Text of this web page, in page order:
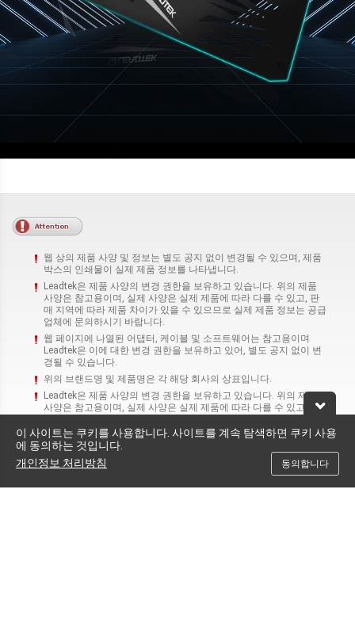
웹 상의 제품 사양 및 정보는 별도 공지 없이 변경될 수 있으며, 제품
박스의 인쇄물이 실제 제품 정보를 나타냅니다.
Leadtek은 제품 사양의 변경 권한을 보유하고 있습니다. 위의 제품
사양은 참고용이며, 실제 사양은 실제 제품에 따라 다를 수 있고, 판
매 지역에 따라 제품 차이가 있을 수 있으므로 실제 제품 정보는 공급
업체에 문의하시기 바랍니다.
웹 페이지에 나열된 어댑터, 케이블 및 소프트웨어는 참고용이며
Leadtek은 이에 대한 변경 권한을 보유하고 있어, 별도 공지 없이 변
경될 수 있습니다.
위의 브랜드명 및 제품명은 각 해당 회사의 상표입니다.
Leadtek은 제품 사양의 변경 권한을 보유하고 있습니다. 위의 제품
사양은 참고용이며, 실제 사양은 실제 제품에 따라 다를 수 있고, 판
업체에 문의하시기 바랍니다.
웹 페이지에 나열된 어댑터, 케이블 및 소프트웨어는 참고용이며
Leadtek은 이에 대한 변경 권한을 보유하고 있어, 별도 공지 없이 변
경될 수 있습니다.
위의 브랜드명 및 제품명은 각 해당 회사의 상표입니다.
이 사이트는 쿠키를 사용합니다. 사이트를 계속 탐색하면 쿠키 사용
에 동의하는 것입니다.
개인정보 처리방침
동의합니다